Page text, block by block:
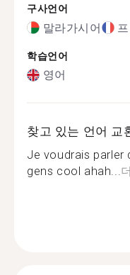
구사언어
말라가시어
학습언어
영어
찾고 있는 언어 교
Je voudrais parler
gens cool ahah...